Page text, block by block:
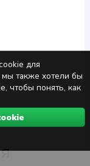
для
также хотели бы
чтобы понять, как